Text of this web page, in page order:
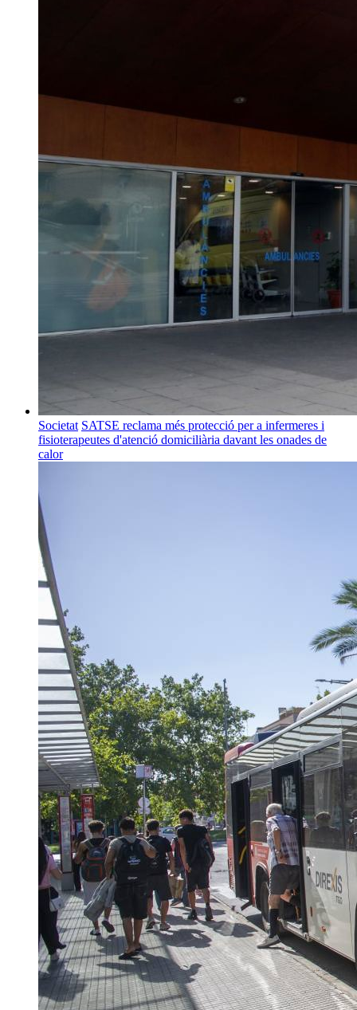
Societat SATSE reclama més protecció per a infermeres i
fisioterapeutes d'atenció domiciliària davant les onades de
calor